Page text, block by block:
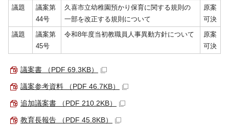
議題
議案第
44号
久喜市立幼稚園預かり保育に関する規則の
一部を改正する規則について
原案
可決
議題
議案第
45号
令和8年度当初教職員人事異動方針について
原案
可決
議案書 （PDF 69.3KB）
議案参考資料 （PDF 46.7KB）
追加議案書 （PDF 210.2KB）
教育長報告 （PDF 45.8KB）